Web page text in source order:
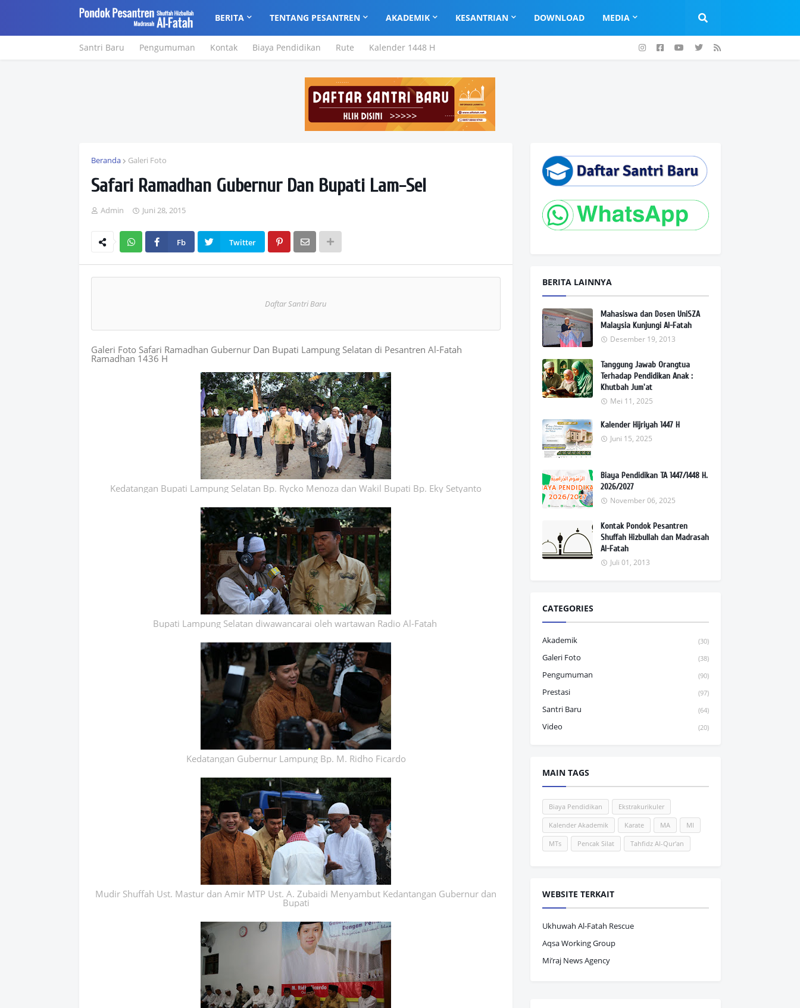
BERITA TENTANG PESANTREN AKADEMIK KESANTRIAN DOWNLOAD MEDIA
Santri Baru Pengumuman Kontak Biaya Pendidikan Rute Kalender 1448 H
Beranda Galeri Foto
Safari Ramadhan Gubernur Dan Bupati Lam-Sel
Admin Juni 28, 2015
Wh
Fb Twitter
Daftar Santri Baru
Galeri Foto Safari Ramadhan Gubernur Dan Bupati Lampung Selatan di Pesantren Al-Fatah
Ramadhan 1436 H
Kedatangan Bupati Lampung Selatan Bp. Rycko Menoza dan Wakil Bupati Bp. Eky Setyanto
Bupati Lampung Selatan diwawancarai oleh wartawan Radio Al-Fatah
Kedatangan Gubernur Lampung Bp. M. Ridho Ficardo
Mudir Shuffah Ust. Mastur dan Amir MTP Ust. A. Zubaidi Menyambut Kedantangan Gubernur dan
Bupati
BERITA LAINNYA
Mahasiswa dan Dosen UniSZA
Malaysia Kunjungi Al-Fatah
Desember 19, 2013
Tanggung Jawab Orangtua
Terhadap Pendidikan Anak :
Khutbah Jum'at
Mei 11, 2025
Kalender Hijriyah 1447 H
Juni 15, 2025
Biaya Pendidikan TA 1447/1448 H.
2026/2027
November 06, 2025
Kontak Pondok Pesantren
Shuffah Hizbullah dan Madrasah
Al-Fatah
Juli 01, 2013
CATEGORIES
Akademik (30)
Galeri Foto (38)
Pengumuman (90)
Prestasi (97)
Santri Baru (64)
Video (20)
MAIN TAGS
Biaya Pendidikan Ekstrakurikuler
Kalender Akademik Karate MA MI
MTs Pencak Silat Tahfidz Al-Qur'an
WEBSITE TERKAIT
Ukhuwah Al-Fatah Rescue
Aqsa Working Group
Mi’raj News Agency